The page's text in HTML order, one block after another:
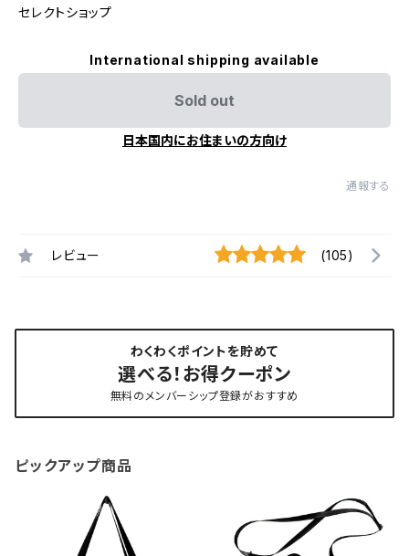
セレクトショップ
International shipping available
Sold out
日本国内にお住まいの方向け
通報する
レビュー (105)
わくわくポイントを貯めて
選べる！お得クーポン
無料のメンバーシップ登録がおすすめ
ピックアップ商品